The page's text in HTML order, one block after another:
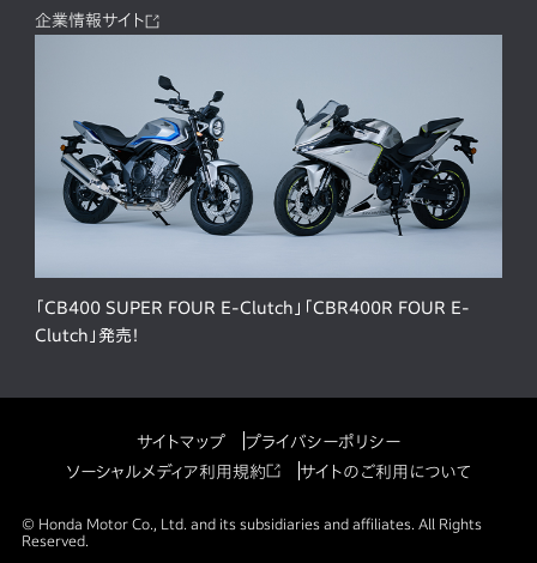
企業情報サイト
「CB400 SUPER FOUR E-Clutch」「CBR400R FOUR E-
Clutch」発売！
サイトマップ
プライバシーポリシー
ソーシャルメディア利用規約
サイトのご利用について
© Honda Motor Co., Ltd. and its subsidiaries and affiliates. All Rights
Reserved.